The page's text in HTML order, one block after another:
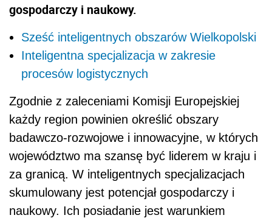
gospodarczy i naukowy.
Sześć inteligentnych obszarów Wielkopolski
Inteligentna specjalizacja w zakresie
procesów logistycznych
Zgodnie z zaleceniami Komisji Europejskiej
każdy region powinien określić obszary
badawczo-rozwojowe i innowacyjne, w których
województwo ma szansę być liderem w kraju i
za granicą. W inteligentnych specjalizacjach
skumulowany jest potencjał gospodarczy i
naukowy. Ich posiadanie jest warunkiem